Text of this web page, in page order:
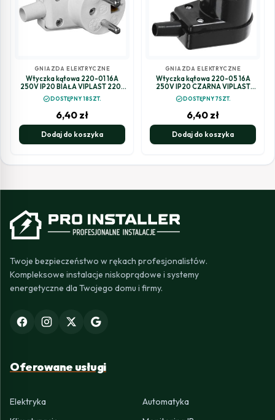
GNIAZDA ELEKTRYCZNE
Wtyczka kątowa 220-01 16A
250V IP20 BIAŁA VIPLAST 220-
01
check_circleDOSTĘPNY 18SZT.
6,40 zł
Dodaj do koszyka
GNIAZDA ELEKTRYCZNE
Wtyczka kątowa 220-05 16A
250V IP20 CZARNA VIPLAST
220-05
check_circleDOSTĘPNY 7SZT.
6,40 zł
Dodaj do koszyka
Twoje bezpieczeństwo w rękach profesjonalistów.
Kompleksowe instalacje niskoprądowe i systemy
energetyczne dla Twojego domu i firmy.
Oferowane usługi
Elektryka
Automatyka